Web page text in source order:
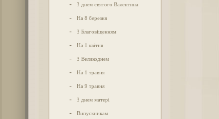
- З днем святого Валентина
- На 8 березня
- З Благовіщенням
- На 1 квітня
- З Великоднем
- На 1 травня
- На 9 травня
- З днем матері
- Випускникам